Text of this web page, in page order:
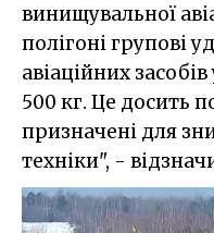
винищувальної
полігоні групові
авіаційних
500 кг. Це досить
призначені для
техніки", -